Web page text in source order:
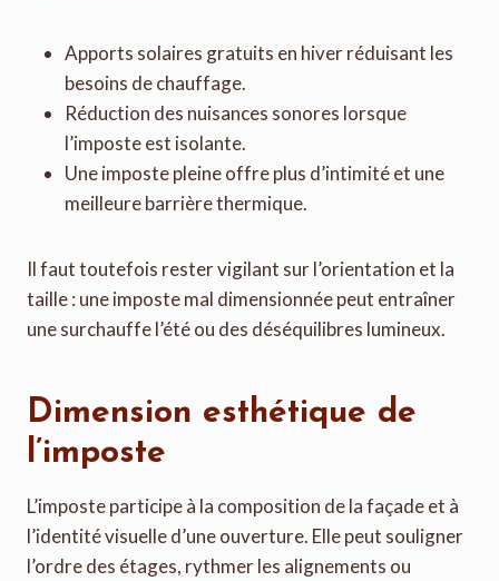
Apports solaires gratuits en hiver réduisant les
besoins de chauffage.
Réduction des nuisances sonores lorsque
l’imposte est isolante.
Une imposte pleine offre plus d’intimité et une
meilleure barrière thermique.
Il faut toutefois rester vigilant sur l’orientation et la
taille : une imposte mal dimensionnée peut entraîner
une surchauffe l’été ou des déséquilibres lumineux.
Dimension esthétique de
l’imposte
L’imposte participe à la composition de la façade et à
l’identité visuelle d’une ouverture. Elle peut souligner
l’ordre des étages, rythmer les alignements ou